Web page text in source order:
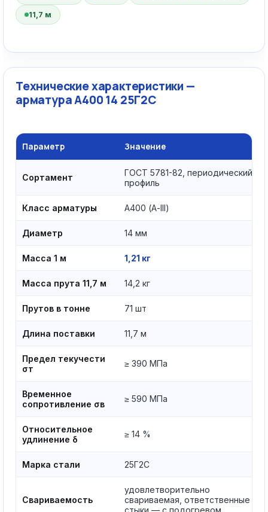
11,7 м
Технические характеристики —
арматура А400 14 25Г2С
Параметр Значение
Сортамент
ГОСТ 5781-82, периодический
профиль
Класс арматуры А400 (А-III)
Диаметр 14 мм
Масса 1 м 1,21 кг
Масса прута 11,7 м 14,2 кг
Прутов в тонне 71 шт
Длина поставки 11,7 м
Предел текучести
σт
≥ 390 МПа
Временное
сопротивление σв
≥ 590 МПа
Относительное
удлинение δ
≥ 14 %
Марка стали 25Г2С
Свариваемость
удовлетворительно
свариваемая, ответственные
стыки — с подогревом